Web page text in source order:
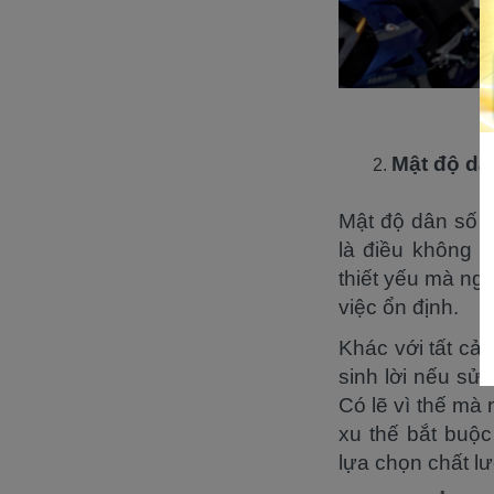
Mật độ
Mật độ dân số
là điều không
thiết yếu mà
việc ổn định.
Khác với tất cả
sinh lời nếu sử
Có lẽ vì thế mà
xu thế bắt
lựa chọn chất